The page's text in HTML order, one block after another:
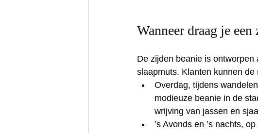
Wanneer draag je
De zijden beanie is
slaapmuts. Klanten kunnen de
Overdag, tijdens
modieuze beanie in de
wrijving van jassen en
’s Avonds en ’s nachts,